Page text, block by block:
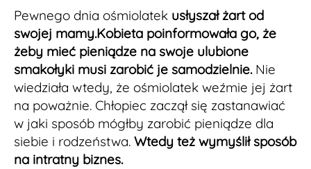
Pewnego dnia ośmiolatek usłyszał żart od
swojej mamy.Kobieta poinformowała go, że
żeby mieć pieniądze na swoje ulubione
smakołyki musi zarobić je samodzielnie.Nie
wiedziała wtedy, że ośmiolatek weźmie jej żart
na poważnie. Chłopiec zaczął się zastanawiać
w jaki sposób mógłby zarobić pieniądze dla
siebie i rodzeństwa. Wtedy też wymyślił sposób
na intratny biznes.